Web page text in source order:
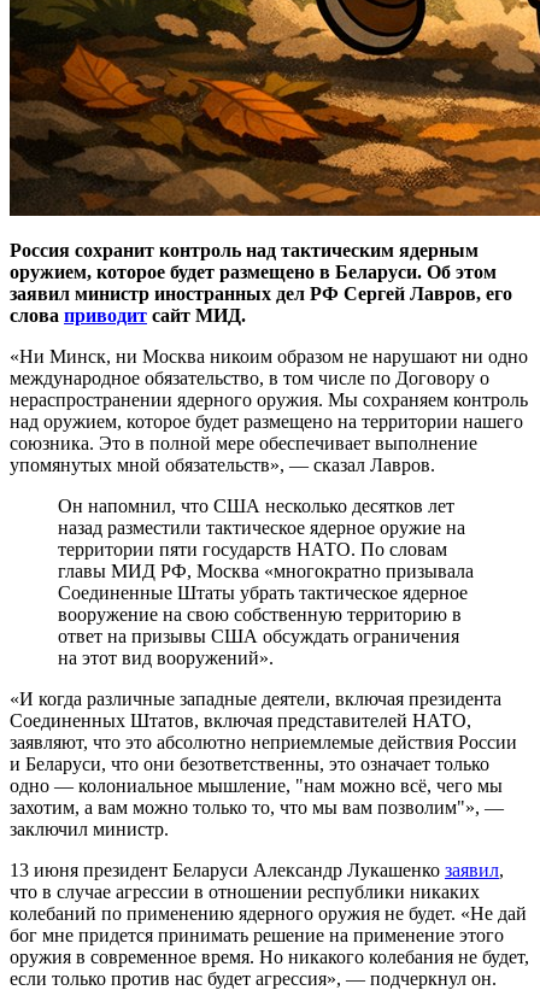
Россия сохранит контроль над тактическим ядерным
оружием, которое будет размещено в Беларуси. Об этом
заявил министр иностранных дел РФ Сергей Лавров, его
слова приводит сайт МИД.
«Ни Минск, ни Москва никоим образом не нарушают ни одно
международное обязательство, в том числе по Договору о
нераспространении ядерного оружия. Мы сохраняем контроль
над оружием, которое будет размещено на территории нашего
союзника. Это в полной мере обеспечивает выполнение
упомянутых мной обязательств», — сказал Лавров.
Он напомнил, что США несколько десятков лет
назад разместили тактическое ядерное оружие на
территории пяти государств НАТО. По словам
главы МИД РФ, Москва «многократно призывала
Соединенные Штаты убрать тактическое ядерное
вооружение на свою собственную территорию в
ответ на призывы США обсуждать ограничения
на этот вид вооружений».
«И когда различные западные деятели, включая президента
Соединенных Штатов, включая представителей НАТО,
заявляют, что это абсолютно неприемлемые действия России
и Беларуси, что они безответственны, это означает только
одно — колониальное мышление, "нам можно всë, чего мы
захотим, а вам можно только то, что мы вам позволим"», —
заключил министр.
13 июня президент Беларуси Александр Лукашенко заявил,
что в случае агрессии в отношении республики никаких
колебаний по применению ядерного оружия не будет. «Не дай
бог мне придется принимать решение на применение этого
оружия в современное время. Но никакого колебания не будет,
если только против нас будет агрессия», — подчеркнул он.